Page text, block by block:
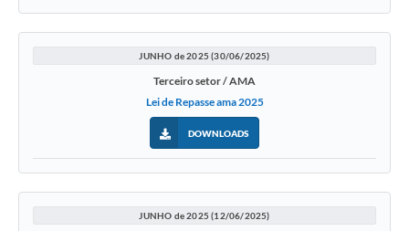
JUNHO de 2025 (30/06/2025)
Terceiro setor / AMA
Lei de Repasse ama 2025
DOWNLOADS
JUNHO de 2025 (12/06/2025)